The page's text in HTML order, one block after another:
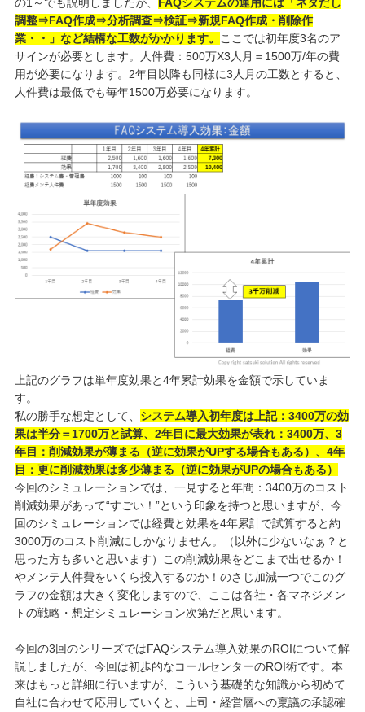
の1～でも説明しましたが、 FAQシステムの運用には「ネタだし
調整⇒FAQ作成⇒分析調査⇒検証⇒新規FAQ作成・削除作
業・・」など結構な工数がかかります。 ここでは初年度3名のア
サインが必要とします。人件費：500万X3人月＝1500万/年の費
用が必要になります。2年目以降も同様に3人月の工数とすると、
人件費は最低でも毎年1500万必要になります。
上記のグラフは単年度効果と4年累計効果を金額で示していま
す。
私の勝手な想定として、 システム導入初年度は上記：3400万の効
果は半分＝1700万と試算、2年目に最大効果が表れ：3400万、3
年目：削減効果が薄まる（逆に効果がUPする場合もある）、4年
目：更に削減効果は多少薄まる（逆に効果がUPの場合もある）
今回のシミュレーションでは、一見すると年間：3400万のコスト
削減効果があって“すごい！”という印象を持つと思いますが、今
回のシミュレーションでは経費と効果を4年累計で試算すると約
3000万のコスト削減にしかなりません。（以外に少ないなぁ？と
思った方も多いと思います）この削減効果をどこまで出せるか！
やメンテ人件費をいくら投入するのか！のさじ加減一つでこのグ
ラフの金額は大きく変化しますので、ここは各社・各マネジメン
トの戦略・想定シミュレーション次第だと思います。
今回の3回のシリーズではFAQシステム導入効果のROIについて解
説しましたが、今回は初歩的なコールセンターのROI術です。本
来はもっと詳細に行いますが、こういう基礎的な知識から初めて
自社に合わせて応用していくと、上司・経営層への稟議の承認確